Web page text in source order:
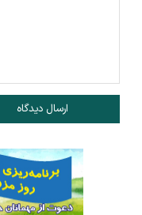
ارسال دیدگاه